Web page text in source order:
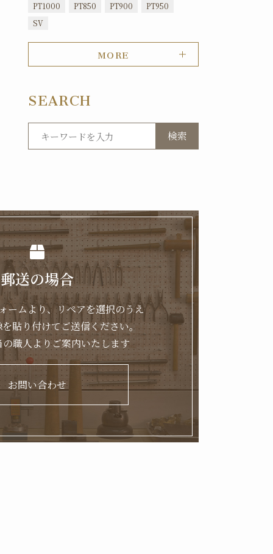
PT1000
PT850 PT900
PT950
SV
MORE
SEARCH
検索
郵送の場合
ームより、リペアを選択のうえ
貼り付けてご送信ください。
職人よりご案内いたします
お問い合わせ